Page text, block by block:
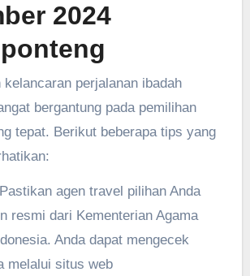
2024
kelancaran perjalanan ibadah
bergantung pada pemilihan
tepat. Berikut beberapa tips yang
Pastikan agen travel pilihan Anda
resmi dari Kementerian Agama
Anda dapat mengecek
melalui situs web